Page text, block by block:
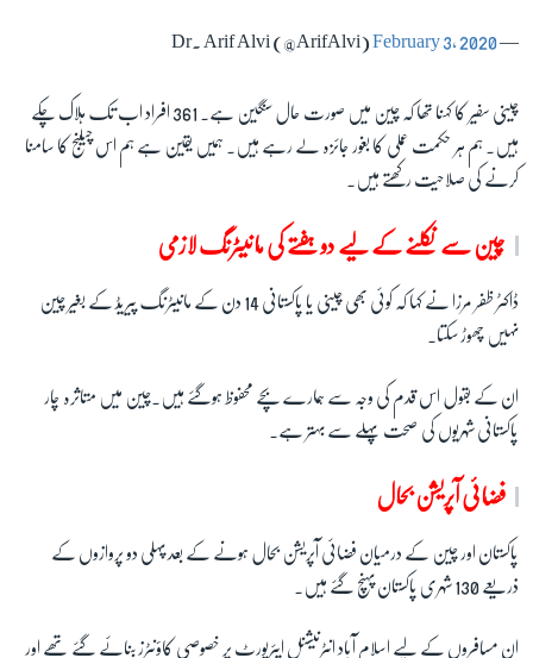
— Dr. Arif Alvi (@ArifAlvi)
February 3, 2020
چینی سفیر کا کہنا تھا کہ چین میں صورت حال سنگین ہے۔ 361 افراد اب تک ہلاک چکے
ہیں۔ ہم ہر حکمت عملی کا بغور جائزہ لے رہے ہیں۔ ہمیں یقین ہے ہم اس چیلنج کا سامنا
کرنے کی صلاحیت رکھتے ہیں۔
چین سے نکلنے کے لیے دو ہفتے کی مانیٹرنگ لازمی
ڈاکٹر ظفر مرزا نے کہا کہ کوئی بھی چینی یا پاکستانی 14 دن کے مانیٹرنگ پیریڈ کے بغیر چین
نہیں چھوڑ سکتا۔
ان کے بقول اس قدم کی وجہ سے ہمارے بچے محفوظ ہوگئے ہیں۔چین میں متاثرہ چار
پاکستانی شہریوں کی صحت پہلے سے بہتر ہے۔
فضائی آپریشن بحال
پاکستان اور چین کے درمیان فضائی آپریشن بحال ہونے کے بعد پہلی دو پروازوں کے
ذریعے 130 شہری پاکستان پہنچ گئے ہیں۔
ان مسافروں کے لیے اسلام آباد انٹرنیشنل ایئرپورٹ پر خصوصی کاؤنٹرز بنائے گئے تھے اور